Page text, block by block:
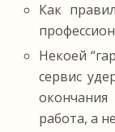
Как
Некоей
сервис
работа, а